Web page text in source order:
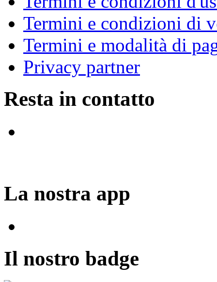
Termini e condizioni di
Termini e modalità di
Privacy partner
Resta in contatto
La nostra app
Il nostro badge